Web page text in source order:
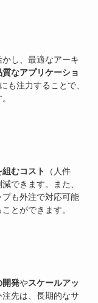
し、最適なアーキ
質なアプリケーショ
も注力することで、
むコスト
（人件
できます。また、
も外注で対応可能
とができます。
開発やスケールアッ
先は、長期的なサ